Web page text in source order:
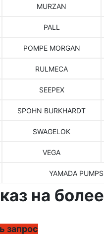
MURZAN
PALL
POMPE MORGAN
RULMECA
SEEPEX
SPOHN BURKHARDT
SWAGELOK
VEGA
YAMADA PUMPS
на
запрос